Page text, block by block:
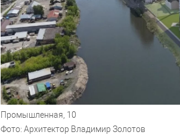
Промышленная, 10
Фото: Архитектор Владимир Золотов